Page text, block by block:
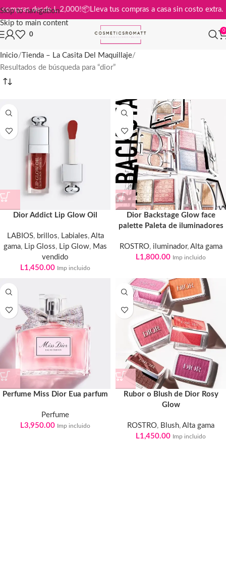
Skip to navigation
Skip to main content
compras desde L 2,000!📦Lleva tus compras a casa sin costo
0
0
Inicio
Tienda – La Casita Del Maquillaje
Resultados de búsqueda para “dior”
Dior Addict Lip Glow Oil
LABIOS, brillos, Labiales, Alta
gama, Lip Gloss, Lip Glow, Mas
vendido
L1,450.00 Imp incluido
Dior Backstage Glow face
palette Paleta de iluminadores
ROSTRO, iluminador, Alta gama
L1,800.00 Imp incluido
Perfume Miss Dior Eua parfum
Perfume
L3,950.00 Imp incluido
Rubor o Blush de Dior Rosy
Glow
ROSTRO, Blush, Alta gama
L1,450.00 Imp incluido